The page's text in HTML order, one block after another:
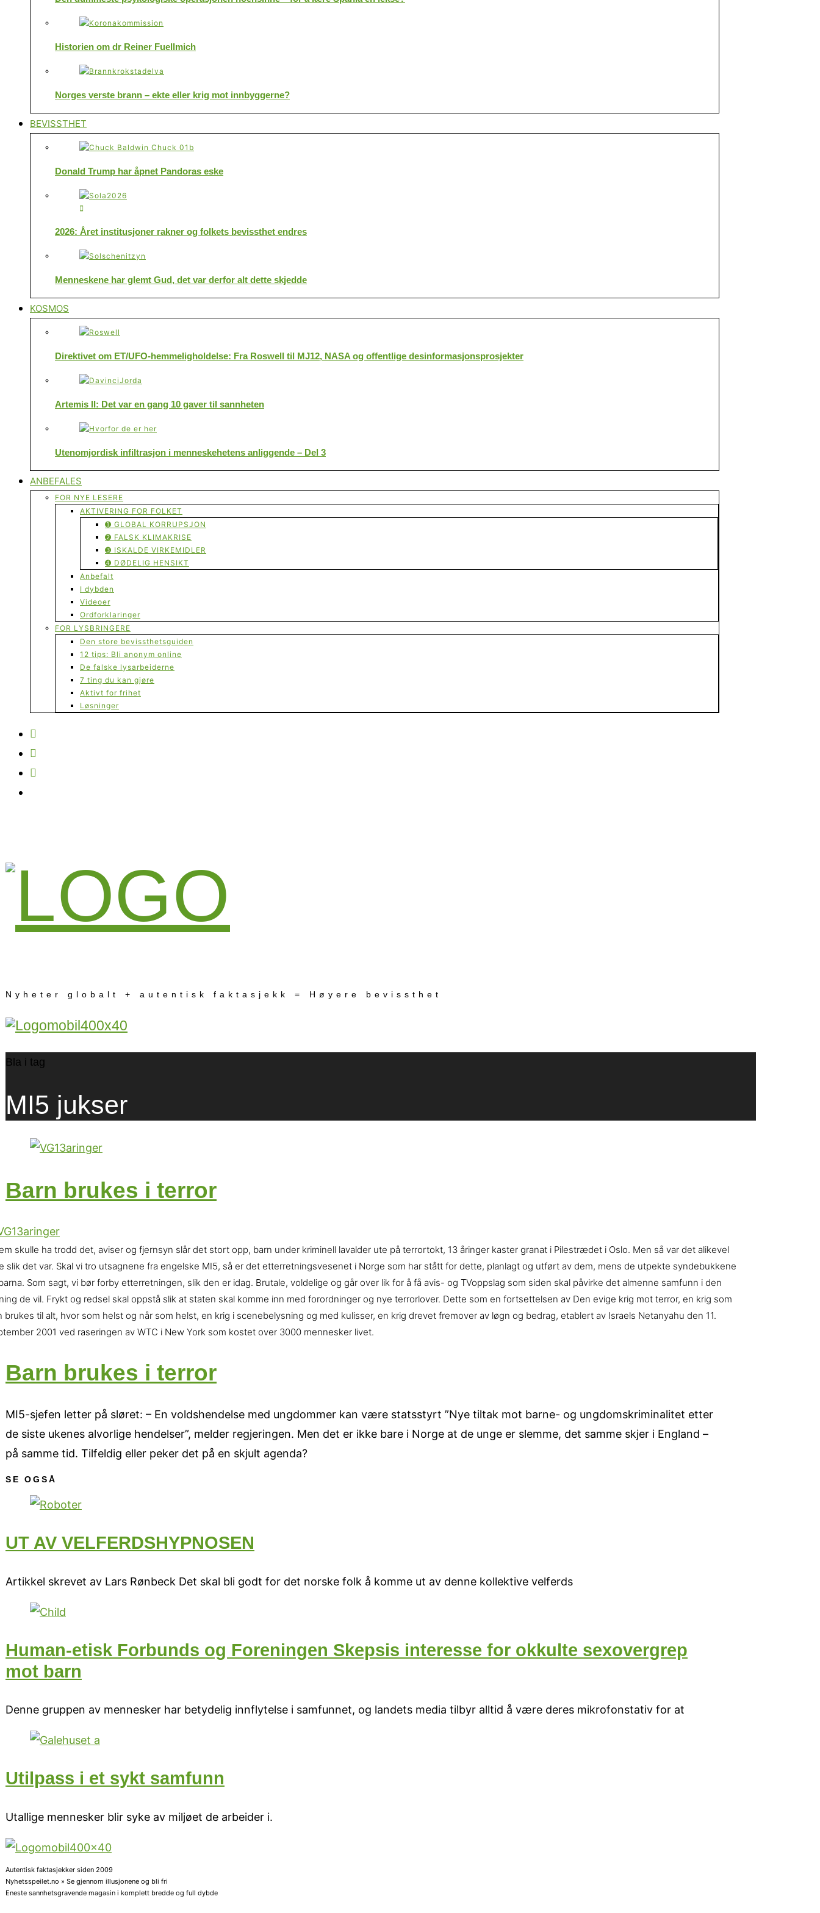
Historien om dr Reiner Fuellmich
Norges verste brann – ekte eller krig mot innbyggerne?
BEVISSTHET
Donald Trump har åpnet Pandoras eske
2026: Året institusjoner rakner og folkets bevissthet endres
Menneskene har glemt Gud, det var derfor alt dette skjedde
KOSMOS
Direktivet om ET/UFO-hemmeligholdelse: Fra Roswell til MJ12, NASA og offentlige desinformasjonsprosjekter
Artemis II: Det var en gang 10 gaver til sannheten
Utenomjordisk infiltrasjon i menneskehetens anliggende – Del 3
ANBEFALES
FOR NYE LESERE
AKTIVERING FOR FOLKET
➊ GLOBAL KORRUPSJON
➋ FALSK KLIMAKRISE
➌ ISKALDE VIRKEMIDLER
➍ DØDELIG HENSIKT
Anbefalt
I dybden
Videoer
Ordforklaringer
FOR LYSBRINGERE
Den store bevissthetsguiden
12 tips: Bli anonym online
De falske lysarbeiderne
7 ting du kan gjøre
Aktivt for frihet
Løsninger
Nyheter globalt + autentisk faktasjekk = Høyere bevissthet
Bla i tag
MI5 jukser
Barn brukes i terror
skulle ha trodd det, aviser og fjernsyn slår det stort opp, barn under kriminell lavalder ute på terrortokt, 13 åringer kaster granat i Pilestrædet i Oslo. Men så var det alikevel
slik det var. Skal vi tro utsagnene fra engelske MI5, så er det etterretningsvesenet i Norge som har stått for dette, planlagt og utført av dem, mens de utpekte syndebukkene
Som sagt, vi bør forby etterretningen, slik den er idag. Brutale, voldelige og går over lik for å få avis- og TVoppslag som siden skal påvirke det almenne samfunn i den
de vil. Frykt og redsel skal oppstå slik at staten skal komme inn med forordninger og nye terrorlover. Dette som en fortsettelsen av Den evige krig mot terror, en krig som
brukes til alt, hvor som helst og når som helst, en krig i scenebelysning og med kulisser, en krig drevet fremover av løgn og bedrag, etablert av Israels Netanyahu den 11.
2001 ved raseringen av WTC i New York som kostet over 3000 mennesker livet.
Barn brukes i terror
MI5-sjefen letter på sløret: – En voldshendelse med ungdommer kan være statsstyrt ”Nye tiltak mot barne- og ungdomskriminalitet etter
de siste ukenes alvorlige hendelser”, melder regjeringen. Men det er ikke bare i Norge at de unge er slemme, det samme skjer i England –
på samme tid. Tilfeldig eller peker det på en skjult agenda?
SE OGSÅ
UT AV VELFERDSHYPNOSEN
Artikkel skrevet av Lars Rønbeck Det skal bli godt for det norske folk å komme ut av denne kollektive velferds
Human-etisk Forbunds og Foreningen Skepsis interesse for okkulte sexovergrep
mot barn
Denne gruppen av mennesker har betydelig innflytelse i samfunnet, og landets media tilbyr alltid å være deres mikrofonstativ for at
Utilpass i et sykt samfunn
Utallige mennesker blir syke av miljøet de arbeider i.
Autentisk faktasjekker siden 2009
Nyhetsspeilet.no » Se gjennom illusjonene og bli fri
Eneste sannhetsgravende magasin i komplett bredde og full dybde